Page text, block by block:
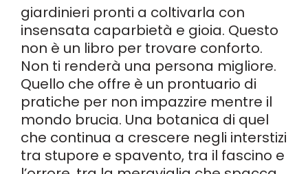
giardinieri pronti a coltivarla con
insensata caparbietà e gioia. Questo
non è un libro per trovare conforto.
Non ti renderà una persona migliore.
Quello che offre è un prontuario di
pratiche per non impazzire mentre il
mondo brucia. Una botanica di quel
che continua a crescere negli interstizi
tra stupore e spavento, tra il fascino e